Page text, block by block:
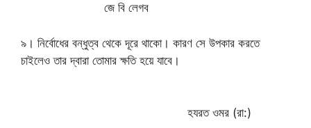
জে বি লেগব
৯। নির্বোধের বন্ধুত্ব থেকে দূরে থাকো। কারণ সে উপকার করতে
চাইলেও তার দ্বারা তোমার ক্ষতি হয়ে যাবে।
হযরত ওমর (রা:)